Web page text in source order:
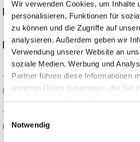
Wir verwenden Cookies, um Inhalte
personalisieren, Funktionen für
zu können und die Zugriffe auf
analysieren. Außerdem geben wir
Verwendung unserer Website an
soziale Medien, Werbung und
Partner führen diese Informationen
weiteren Daten zusammen, die Sie
haben oder die Sie im Rahmen
Cookies, wenn Sie unsere
Notwendig
Beschreibung
Das Ticket für alle, die unlimitiert Spiel,
erleben möchten. Ganz egal ob Klein, Groß,
Friends. Montag bis Freitag steht bei uns
phantastischer Unterhaltung: Bist du
PHANTASTISCH?
unlimited Spaß & Action, denn du
zeitlich unbegrenzt während unserer
Preisliste
Tagesticket (Mo-Fr)
Erwachsene (10+)
Tagesticket (Mo-Fr)
Kinder (6-9)